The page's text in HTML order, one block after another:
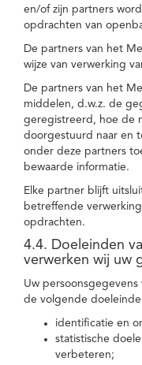
en/of zijn partners
opdrachten van
De partners van het
wijze van verwerking
De partners van het
middelen, d.w.z. de
geregistreerd, hoe de
doorgestuurd naar en
onder deze partners
bewaarde informatie.
Elke partner blijft
betreffende
opdrachten.
4.4. Doeleinden
verwerken wij uw
Uw
de volgende
identificatie en
statistische
verbeteren;